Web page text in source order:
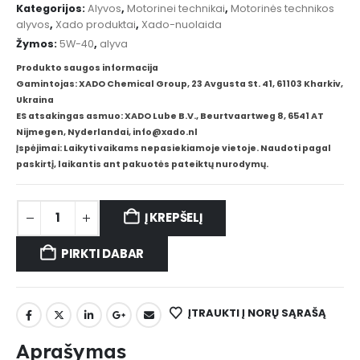
Kategorijos: Alyvos, Motorinei technikai, Motorinės technikos
alyvos, Xado produktai, Xado-nuolaida
Žymos: 5W-40, alyva
Produkto saugos informacija
Gamintojas: XADO Chemical Group, 23 Avgusta St. 41, 61103 Kharkiv,
Ukraina
ES atsakingas asmuo: XADO Lube B.V., Beurtvaartweg 8, 6541 AT
Nijmegen, Nyderlandai, info@xado.nl
Įspėjimai: Laikyti vaikams nepasiekiamoje vietoje. Naudoti pagal
paskirtį, laikantis ant pakuotės pateiktų nurodymų.
Į KREPŠELĮ
PIRKTI DABAR
ĮTRAUKTI Į NORŲ SĄRAŠĄ
Aprašymas